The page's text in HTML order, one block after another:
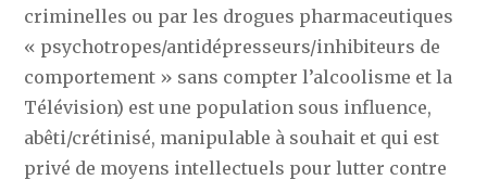
criminelles ou par les drogues pharmaceutiques
« psychotropes/antidépresseurs/inhibiteurs de
comportement » sans compter l’alcoolisme et la
Télévision) est une population sous influence,
abêti/crétinisé, manipulable à souhait et qui est
privé de moyens intellectuels pour lutter contre